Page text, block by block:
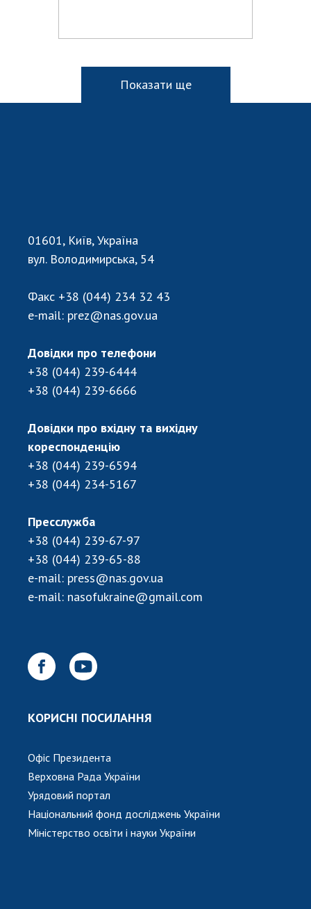
Показати ще
01601, Київ, Україна
вул. Володимирська, 54
Факс +38 (044) 234 32 43
e-mail: prez@nas.gov.ua
Довідки про телефони
+38 (044) 239-6444
+38 (044) 239-6666
Довідки про вхідну та вихідну
кореспонденцію
+38 (044) 239-6594
+38 (044) 234-5167
Пресслужба
+38 (044) 239-67-97
+38 (044) 239-65-88
e-mail: press@nas.gov.ua
e-mail: nasofukraine@gmail.com
КОРИСНІ ПОСИЛАННЯ
Офіс Президента
Верховна Рада України
Урядовий портал
Національний фонд досліджень України
Міністерство освіти і науки України